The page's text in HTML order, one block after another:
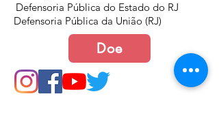
Defensoria Pública do Estado do RJ
Defensoria Pública da União (RJ)
Doe